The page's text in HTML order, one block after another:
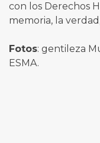
con los Derechos
memoria, la
Fotos: gentileza
ESMA.